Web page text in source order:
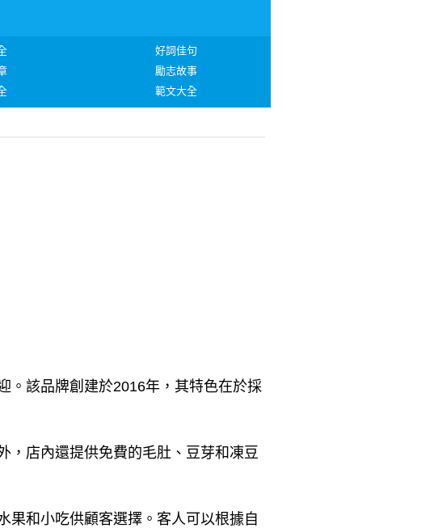
好詞佳句
勵志故事
範文大全
。該品牌創建於2016年，其特色在於採
，店內還提供免費的毛肚、豆芽和凍豆
果和小吃供顧客選擇。客人可以根據自